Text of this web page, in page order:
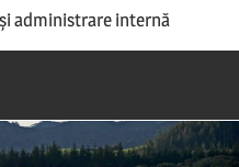
administrare internă